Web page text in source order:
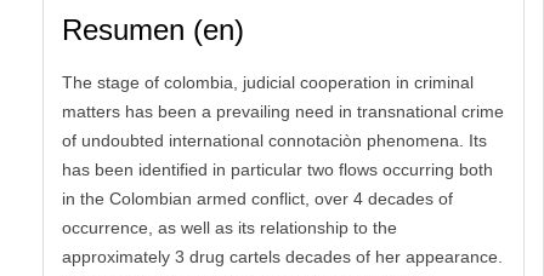
Resumen (en)
The stage of colombia, judicial cooperation in criminal
matters has been a prevailing need in transnational crime
of undoubted international connotaciòn phenomena. Its
has been identified in particular two flows occurring both
in the Colombian armed conflict, over 4 decades of
occurrence, as well as its relationship to the
approximately 3 drug cartels decades of her appearance.